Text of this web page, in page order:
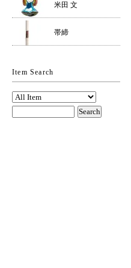
米田 文
帯締
Item Search